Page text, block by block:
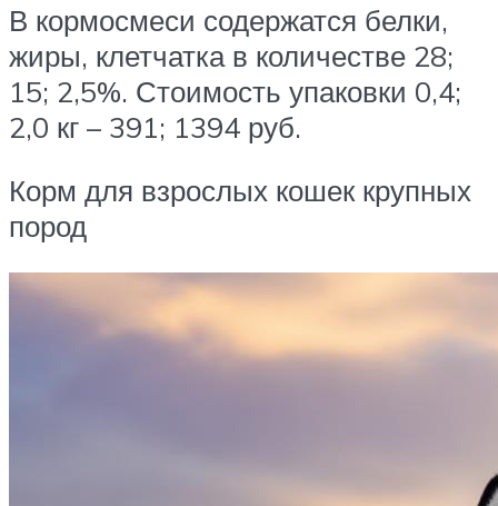
В кормосмеси содержатся белки,
жиры, клетчатка в количестве 28;
15; 2,5%. Стоимость упаковки 0,4;
2,0 кг – 391; 1394 руб.
Корм для взрослых кошек крупных
пород